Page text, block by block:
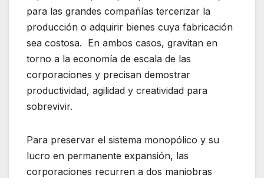
para las grandes compañías tercerizar la
producción o adquirir bienes cuya fabricación
sea costosa. En ambos casos, gravitan en
torno a la economía de escala de las
corporaciones y precisan demostrar
productividad, agilidad y creatividad para
sobrevivir.
Para preservar el sistema monopólico y su
lucro en permanente expansión, las
corporaciones recurren a dos maniobras